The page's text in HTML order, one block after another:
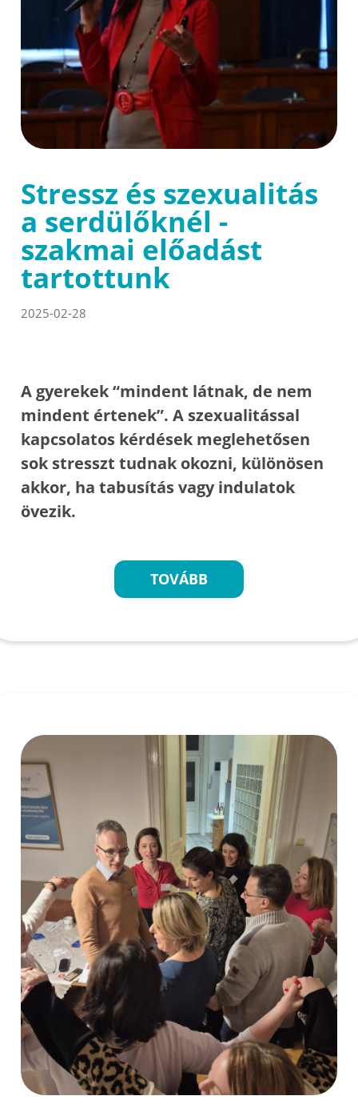
Stressz és szexualitás
a serdülőknél -
szakmai előadást
tartottunk
2025-02-28
A gyerekek “mindent látnak, de nem
mindent értenek”. A szexualitással
kapcsolatos kérdések meglehetősen
sok stresszt tudnak okozni, különösen
akkor, ha tabusítás vagy indulatok
övezik.
TOVÁBB